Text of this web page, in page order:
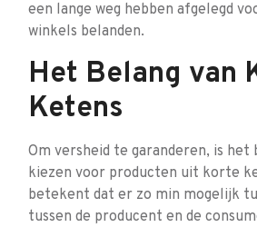
een lange weg hebben afgelegd
winkels belanden.
Het Belang van
Ketens
Om versheid te garanderen, is
kiezen voor producten uit korte
betekent dat er zo min mogelijk
tussen de producent en de